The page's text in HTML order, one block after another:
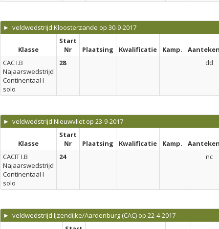
► veldwedstrijd Kloosterzande op 30-9-2017
Klasse
Start
Nr
Plaatsing Kwalificatie Kamp.
CAC I.B
Najaarswedstrijd
Continentaal I
solo
28 dd
► veldwedstrijd Nieuwvliet op 23-9-2017
Klasse
Start
Nr
Plaatsing Kwalificatie Kamp.
CACIT I.B
Najaarswedstrijd
Continentaal I
solo
24 nc
► veldwedstrijd IJzendijke/Aardenburg (CAC) op 22-4-2017